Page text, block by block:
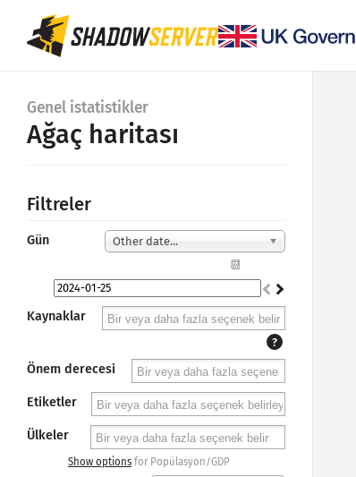
Genel istatistikler
Ağaç haritası
Filtreler
Gün Other date...
📆
Kaynaklar
?
Önem derecesi
Etiketler
Ülkeler
Show options for Popülasyon/GDP